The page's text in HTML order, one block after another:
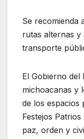
Se recomienda
rutas alternas y
transporte
El Gobierno del
michoacanas y
de los espacios
Festejos
paz, orden y